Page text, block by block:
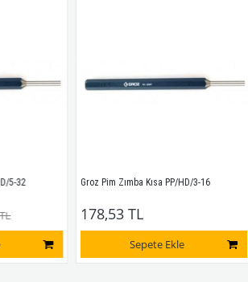
Groz Pim Zımba Kısa PP/HD/3-16
178,53 TL
Sepete Ekle